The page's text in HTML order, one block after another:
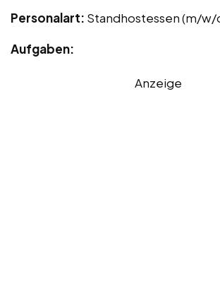
Personalart: Standhostessen (m/w/
Aufgaben:
Anzeige